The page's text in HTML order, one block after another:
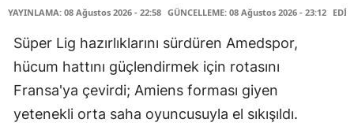
YAYINLAMA: 08 Ağustos 2026 - 22:58 GÜNCELLEME: 08 Ağustos 2026 - 23:12
Süper Lig hazırlıklarını sürdüren Amedspor,
hücum hattını güçlendirmek için rotasını
Fransa'ya çevirdi; Amiens forması giyen
yetenekli orta saha oyuncusuyla el sıkışıldı.